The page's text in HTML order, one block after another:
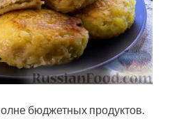
бюджетных продуктов.